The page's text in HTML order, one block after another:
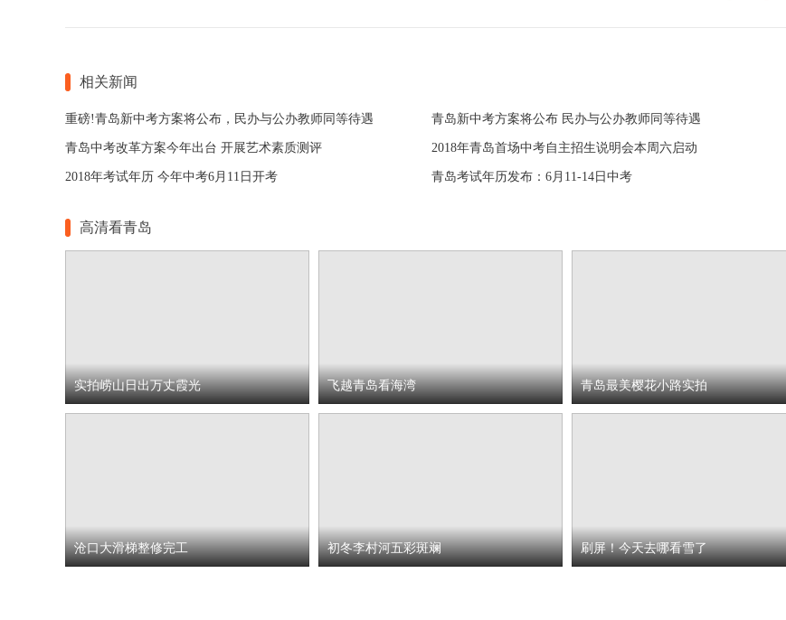
相关新闻
重磅!青岛新中考方案将公布，民办与公办教师同等待遇 青岛新中考方案将公布 民办与公办教师同等待遇
青岛中考改革方案今年出台 开展艺术素质测评 2018年青岛首场中考自主招生说明会本周六启动
2018年考试年历 今年中考6月11日开考 青岛考试年历发布：6月11-14日中考
高清看青岛
实拍崂山日出万丈霞光 飞越青岛看海湾 青岛最美樱花小路实拍
沧口大滑梯整修完工 初冬李村河五彩斑斓 刷屏！今天去哪看雪了